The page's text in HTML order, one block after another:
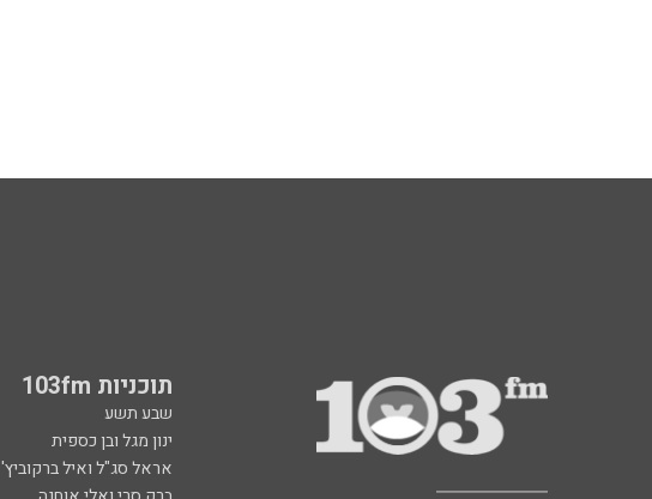
תוכניות 103fm
שבע תשע
ינון מגל ובן כספית
אראל סג"ל ואיל ברקוביץ'